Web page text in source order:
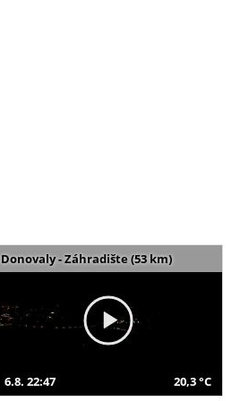
Donovaly - Záhradište (53 km)
6.8. 22:47 20,3 °C